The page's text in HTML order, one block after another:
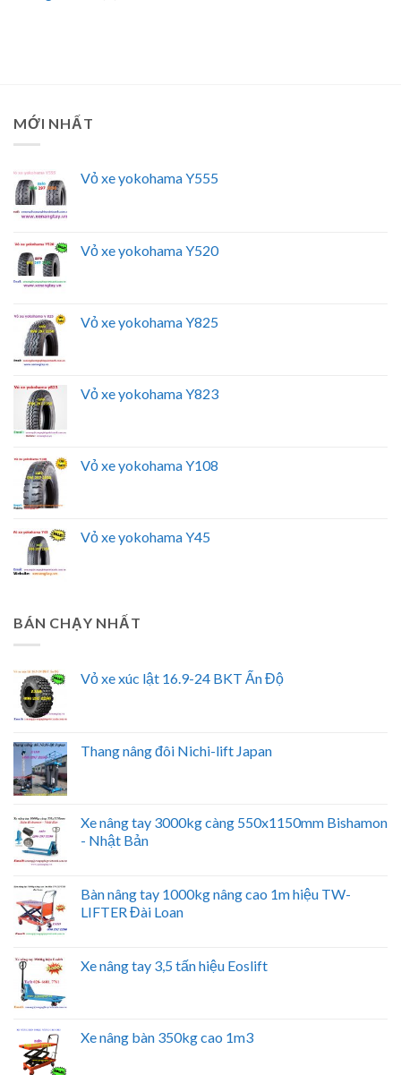
MỚI NHẤT
Vỏ xe yokohama Y555
Vỏ xe yokohama Y520
Vỏ xe yokohama Y825
Vỏ xe yokohama Y823
Vỏ xe yokohama Y108
Vỏ xe yokohama Y45
BÁN CHẠY NHẤT
Vỏ xe xúc lật 16.9-24 BKT Ấn Độ
Thang nâng đôi Nichi-lift Japan
Xe nâng tay 3000kg càng 550x1150mm Bishamon
- Nhật Bản
Bàn nâng tay 1000kg nâng cao 1m hiệu TW-
LIFTER Đài Loan
Xe nâng tay 3,5 tấn hiệu Eoslift
Xe nâng bàn 350kg cao 1m3